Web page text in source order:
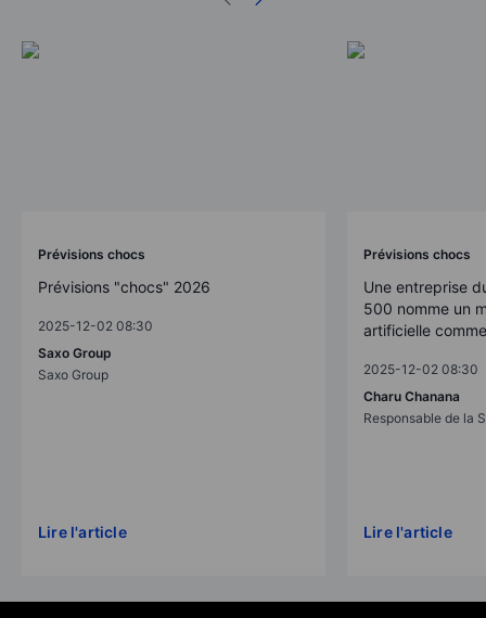
Prévisions chocs
Prévisions "chocs" 2026
2025-12-02 08:30
Saxo Group
Saxo Group
Lire l'article
Prévisions chocs
Une entreprise
500 nomme un
artificielle
2025-12-02 08:30
Charu Chanana
Responsable de la
Lire l'article